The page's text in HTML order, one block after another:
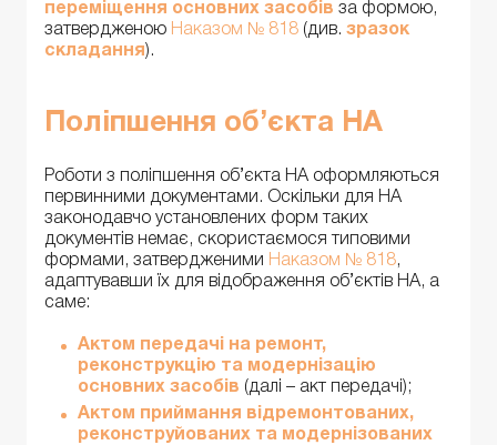
переміщення основних засобів за формою,
затвердженою Наказом № 818 (див. зразок
складання ).
Поліпшення об’єкта НА
Роботи з поліпшення об’єкта НА оформляються
первинними документами. Оскільки для НА
законодавчо установлених форм таких
документів немає, скористаємося типовими
формами, затвердженими Наказом № 818,
адаптувавши їх для відображення об’єктів НА, а
саме:
Актом передачі на ремонт,
реконструкцію та модернізацію
основних засобів (далі – акт передачі);
Актом приймання відремонтованих,
реконструйованих та модернізованих